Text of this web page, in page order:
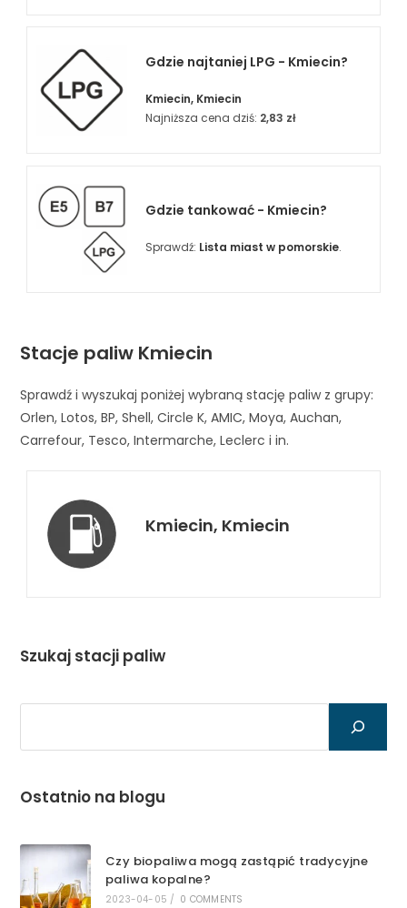
Gdzie najtaniej LPG - Kmiecin?
Kmiecin, Kmiecin
Najniższa cena dziś: 2,83 zł
Gdzie tankować - Kmiecin?
Sprawdź: Lista miast w pomorskie.
Stacje paliw Kmiecin
Sprawdź i wyszukaj poniżej wybraną stację paliw z grupy:
Orlen, Lotos, BP, Shell, Circle K, AMIC, Moya, Auchan,
Carrefour, Tesco, Intermarche, Leclerc i in.
Kmiecin, Kmiecin
Szukaj stacji paliw
Ostatnio na blogu
Czy biopaliwa mogą zastąpić tradycyjne
paliwa kopalne?
2023-04-05 / 0 COMMENTS